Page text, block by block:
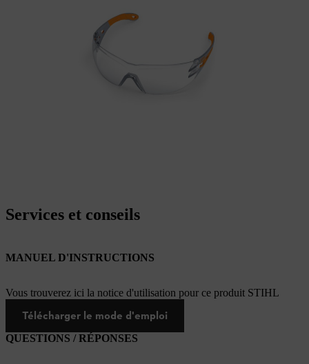
Services et conseils
MANUEL D'INSTRUCTIONS
Vous trouverez ici la notice d'utilisation pour ce produit STIHL
Télécharger le mode d'emploi
QUESTIONS / RÉPONSES